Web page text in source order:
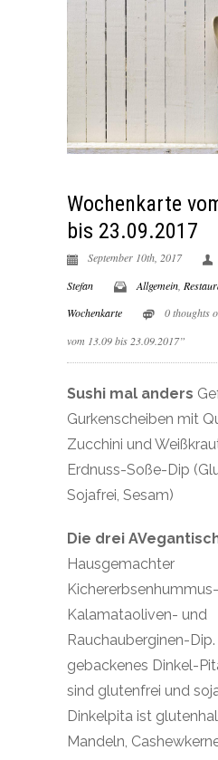
Wochenkarte
bis 23.09.2017
September 10th, 2017
Stefan
Allgemein
Wochenkarte
0 thoughts
vom 13.09 bis 23.09.2017”
Sushi mal anders
Gurkenscheiben mit
Zucchini und
Erdnuss-Soße-Dip
Sojafrei, Sesam)
Die drei
Hausgemachter
Kichererbsenhummus-,
Kalamataoliven- und
Rauchauberginen-
gebackenes Dinkel-
sind glutenfrei und
Dinkelpita ist
Mandeln,